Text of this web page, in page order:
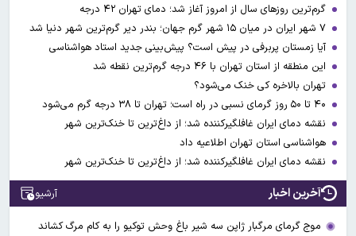
گرم‌ترین روزهای سال از امروز آغاز شد؛ دمای تهران ۴۲ درجه
آیا زمستان پربرفی در پیش است؟ پیش‌بینی جدید استاد هواشناسی
این منطقه از استان تهران با ۴۶ درجه گرم‌ترین نقطه شد
تهران بالاخره کی خنک می‌شود؟
نقشه دمای ایران غافلگیرکننده شد؛ از داغ‌ترین تا خنک‌ترین شهر
هواشناسی استان تهران اطلاعیه داد
نقشه دمای ایران غافلگیرکننده شد؛ از داغ‌ترین تا خنک‌ترین شهر
آخرین اخبار آرشیو
موج گرمای مرگبار ژاپن سه شیر باغ وحش توکیو را به کام مرگ کشاند